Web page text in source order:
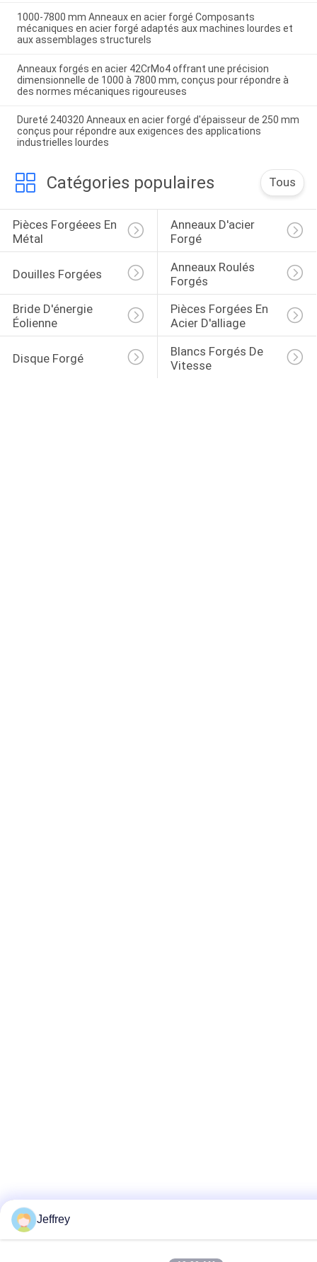
1000-7800 mm Anneaux en acier forgé Composants
mécaniques en acier forgé adaptés aux machines lourdes et
aux assemblages structurels
Anneaux forgés en acier 42CrMo4 offrant une précision
dimensionnelle de 1000 à 7800 mm, conçus pour répondre à
des normes mécaniques rigoureuses
Dureté 240320 Anneaux en acier forgé d'épaisseur de 250 mm
conçus pour répondre aux exigences des applications
industrielles lourdes
Catégories populaires Tous
Pièces Forgéees En
Métal
Anneaux D'acier
Forgé
Douilles Forgées
Anneaux Roulés
Forgés
Bride D'énergie
Éolienne
Pièces Forgées En
Acier D'alliage
Disque Forgé
Blancs Forgés De
Vitesse
Jeffrey